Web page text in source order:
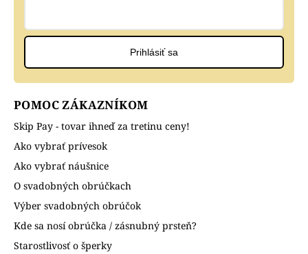
POMOC ZÁKAZNÍKOM
Skip Pay - tovar ihneď za tretinu ceny!
Ako vybrať prívesok
Ako vybrať náušnice
O svadobných obrúčkach
Výber svadobných obrúčok
Kde sa nosí obrúčka / zásnubný prsteň?
Starostlivosť o šperky
Prihlásiť sa